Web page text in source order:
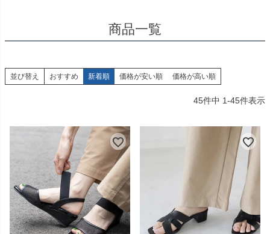
商品一覧
並び替え おすすめ 新着順 価格が安い順 価格が高い順
45件中 1-45件表示